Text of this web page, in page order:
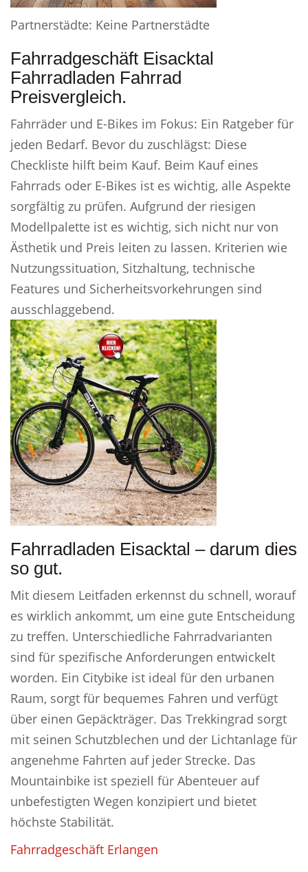
Partnerstädte: Keine Partnerstädte
Fahrradgeschäft Eisacktal
Fahrradladen Fahrrad
Preisvergleich.
Fahrräder und E-Bikes im Fokus: Ein Ratgeber für
jeden Bedarf. Bevor du zuschlägst: Diese
Checkliste hilft beim Kauf. Beim Kauf eines
Fahrrads oder E-Bikes ist es wichtig, alle Aspekte
sorgfältig zu prüfen. Aufgrund der riesigen
Modellpalette ist es wichtig, sich nicht nur von
Ästhetik und Preis leiten zu lassen. Kriterien wie
Nutzungssituation, Sitzhaltung, technische
Features und Sicherheitsvorkehrungen sind
ausschlaggebend.
Fahrradladen Eisacktal – darum dies
so gut.
Mit diesem Leitfaden erkennst du schnell, worauf
es wirklich ankommt, um eine gute Entscheidung
zu treffen. Unterschiedliche Fahrradvarianten
sind für spezifische Anforderungen entwickelt
worden. Ein Citybike ist ideal für den urbanen
Raum, sorgt für bequemes Fahren und verfügt
über einen Gepäckträger. Das Trekkingrad sorgt
mit seinen Schutzblechen und der Lichtanlage für
angenehme Fahrten auf jeder Strecke. Das
Mountainbike ist speziell für Abenteuer auf
unbefestigten Wegen konzipiert und bietet
höchste Stabilität.
Fahrradgeschäft Erlangen